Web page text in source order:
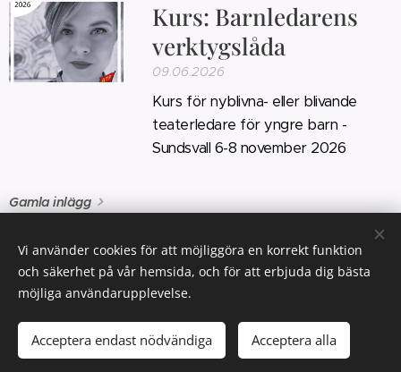
Kurs: Barnledarens
verktygslåda
09.06.2026
Kurs för nyblivna- eller blivande
teaterledare för yngre barn -
Sundsvall 6-8 november 2026
Gamla inlägg
KONTAKTA OSS
Copyright © 2026 Sveriges Arbetarteaterförbund - All rights
reserved
Cookies
Vi använder cookies för att möjliggöra en korrekt funktion
och säkerhet på vår hemsida, och för att erbjuda dig bästa
möjliga användarupplevelse.
Acceptera endast nödvändiga Acceptera alla